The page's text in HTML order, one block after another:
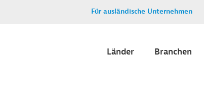
Für ausländische Unternehmen
Länder Branchen